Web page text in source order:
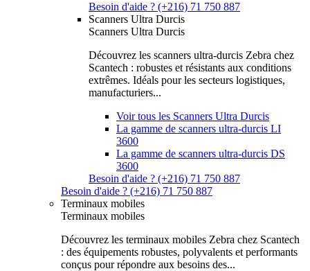
Besoin d'aide ? (+216) 71 750 887
Scanners Ultra Durcis
Scanners Ultra Durcis
Découvrez les scanners ultra-durcis Zebra chez
Scantech : robustes et résistants aux conditions
extrêmes. Idéals pour les secteurs logistiques,
manufacturiers...
Voir tous les Scanners Ultra Durcis
La gamme de scanners ultra-durcis LI
3600
La gamme de scanners ultra-durcis DS
3600
Besoin d'aide ? (+216) 71 750 887
Besoin d'aide ? (+216) 71 750 887
Terminaux mobiles
Terminaux mobiles
Découvrez les terminaux mobiles Zebra chez Scantech
: des équipements robustes, polyvalents et performants
conçus pour répondre aux besoins des...